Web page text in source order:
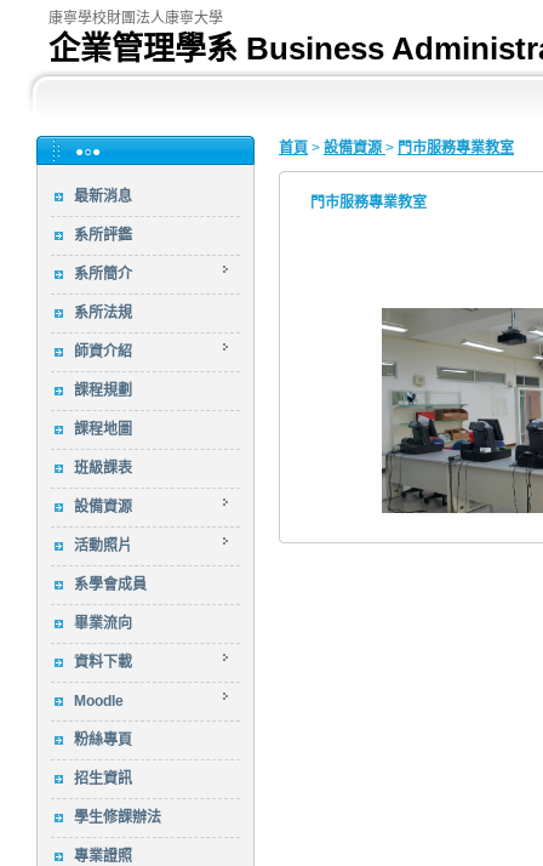
企業管理學系 Business
康寧學校財團法人康寧大學
●○●
最新消息
系所評鑑
系所簡介
系所法規
師資介紹
課程規劃
課程地圖
班級課表
設備資源
活動照片
系學會成員
畢業流向
資料下載
Moodle
粉絲專頁
招生資訊
學生修課辦法
專業證照
首頁 > 設備資源 > 門市服務專業教室
門市服務專業教室